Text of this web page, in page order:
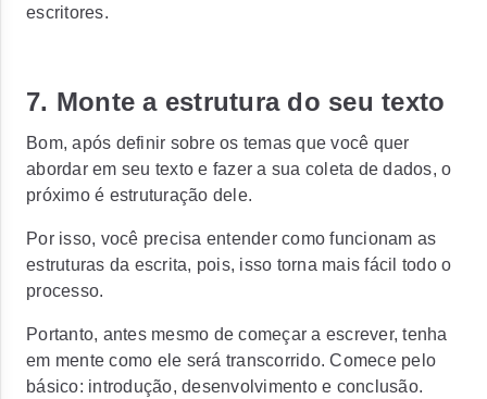
escritores.
7. Monte a estrutura do seu texto
Bom, após definir sobre os temas que você quer
abordar em seu texto e fazer a sua coleta de dados, o
próximo é estruturação dele.
Por isso, você precisa entender como funcionam as
estruturas da escrita, pois, isso torna mais fácil todo o
processo.
Portanto, antes mesmo de começar a escrever, tenha
em mente como ele será transcorrido. Comece pelo
básico: introdução, desenvolvimento e conclusão.